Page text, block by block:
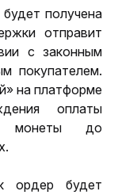
получена
отправит
с законным
покупателем.
на платформе
оплаты
монеты до
ордер будет